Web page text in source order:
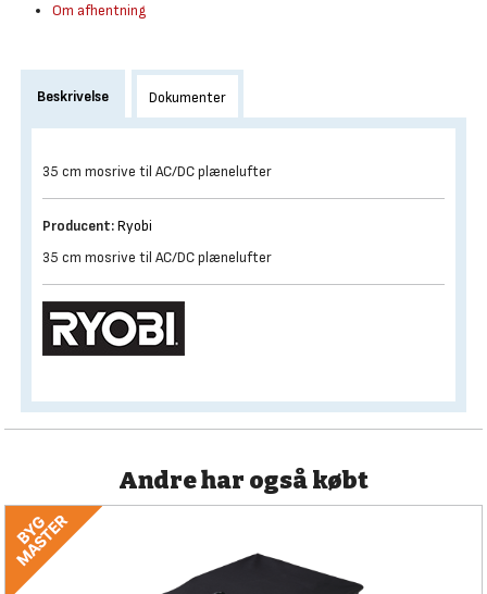
Om afhentning
Beskrivelse Dokumenter
35 cm mosrive til AC/DC plænelufter
Producent:Ryobi
35 cm mosrive til AC/DC plænelufter
Andre har også købt